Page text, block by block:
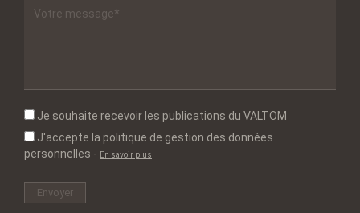
Je souhaite recevoir les publications du VALTOM
J'accepte la politique de gestion des données
personnelles - En savoir plus